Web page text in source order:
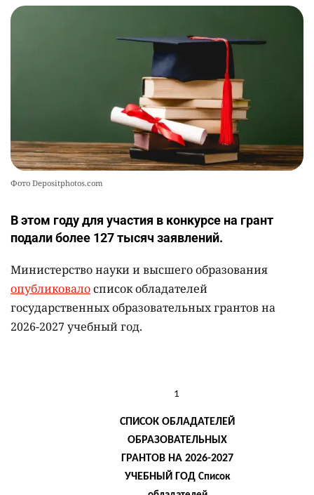
2309 2 37
🤝 Токаев принял главу холдинга "Байтерек"
Фото Depositphotos.com
В этом году для участия в конкурсе на грант
подали более 127 тысяч заявлений.
Министерство науки и высшего образования
опубликовалосписок обладателей
государственных образовательных грантов на
2026-2027 учебный год.